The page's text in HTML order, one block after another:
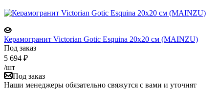
Керамогранит Victorian Gotic Esquina 20x20 см (MAINZU)
Под заказ
5 694 ₽
/шт
Под заказ
Наши менеджеры обязательно свяжутся с вами и уточнят